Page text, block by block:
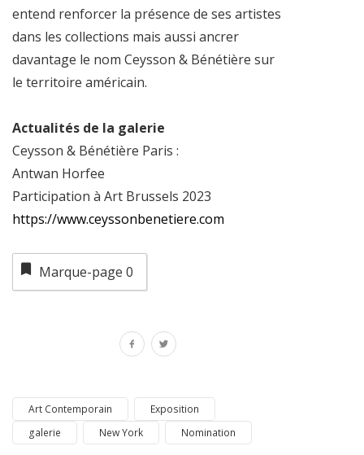
entend renforcer la présence de ses artistes
dans les collections mais aussi ancrer
davantage le nom Ceysson & Bénétière sur
le territoire américain.
Actualités de la galerie
Ceysson & Bénétière Paris :
Antwan Horfee
Participation à Art Brussels 2023
https://www.ceyssonbenetiere.com
Marque-page 0
Art Contemporain
Exposition
galerie
New York Nomination